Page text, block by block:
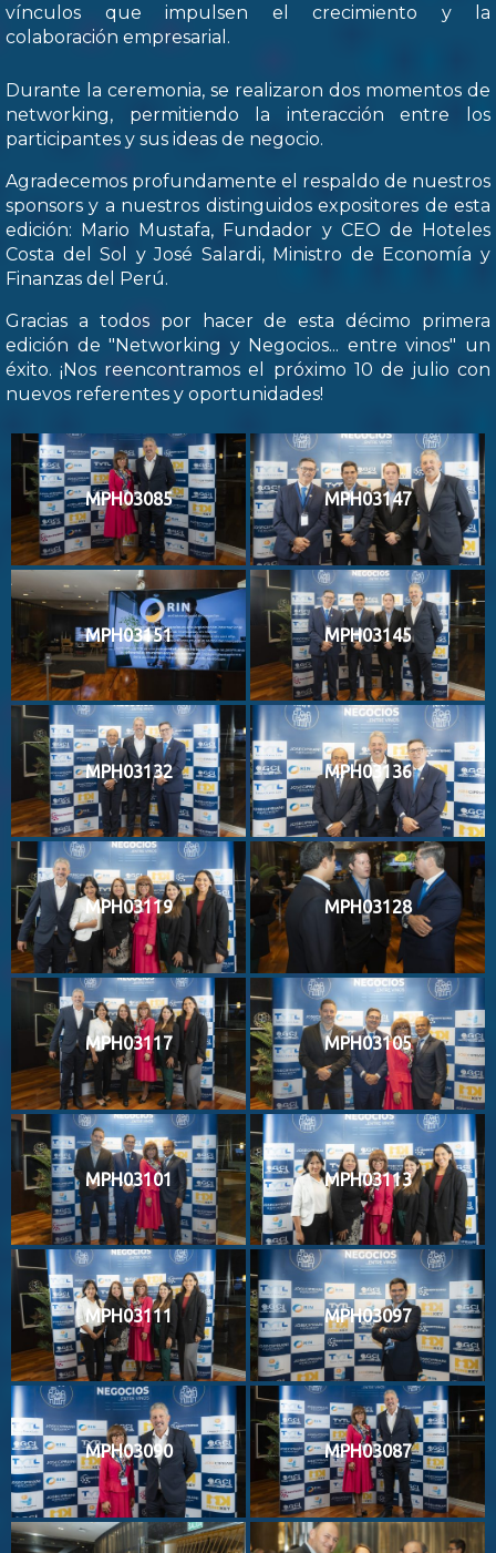
vínculos que impulsen el crecimiento y la
colaboración empresarial.
Durante la ceremonia, se realizaron dos momentos de
networking, permitiendo la interacción entre los
participantes y sus ideas de negocio.
Agradecemos profundamente el respaldo de nuestros
sponsors y a nuestros distinguidos expositores de esta
edición: Mario Mustafa, Fundador y CEO de Hoteles
Costa del Sol y José Salardi, Ministro de Economía y
Finanzas del Perú.
Gracias a todos por hacer de esta décimo primera
edición de "Networking y Negocios... entre vinos" un
éxito. ¡Nos reencontramos el próximo 10 de julio con
nuevos referentes y oportunidades!
MPH03085 MPH03147
MPH03151 MPH03145
MPH03132 MPH03136
MPH03119 MPH03128
MPH03117 MPH03105
MPH03101 MPH03113
MPH03111 MPH03097
MPH03090 MPH03087